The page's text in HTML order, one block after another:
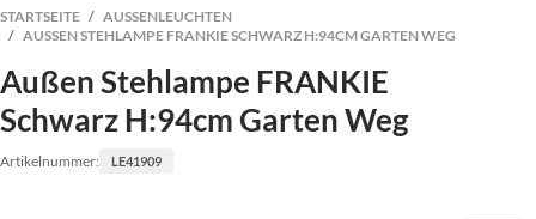
STARTSEITE
AUSSENLEUCHTEN
AUSSEN STEHLAMPE FRANKIE SCHWARZ H:94CM GARTEN WEG
Außen Stehlampe FRANKIE
Schwarz H:94cm Garten Weg
Artikelnummer: LE41909